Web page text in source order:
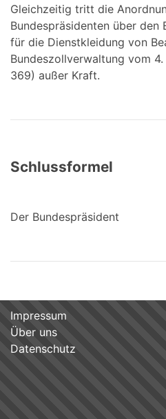
Gleichzeitig tritt die
Bundespräsidenten über den
für die Dienstkleidung von
Bundeszollverwaltung vom 4.
369) außer Kraft.
Schlussformel
Der Bundespräsident
Impressum
Über uns
Datenschutz